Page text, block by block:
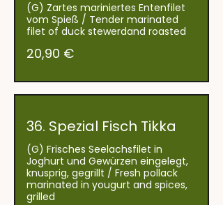
(G) Zartes mariniertes Entenfilet
vom Spieß / Tender marinated
filet of duck stewerdand roasted
20,90 €
36. Spezial Fisch Tikka
(G) Frisches Seelachsfilet in
Joghurt und Gewürzen eingelegt,
knusprig, gegrillt / Fresh pollack
marinated in yougurt and spices,